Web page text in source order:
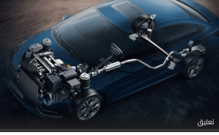
تعليق